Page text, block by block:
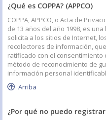
¿Qué es COPPA? (APPCO)
COPPA, APPCO, o Acta de
de 13 años del año 1998, es
solicita a los sitios de Internet,
recolectores de información,
ratificado con el
método de reconocimiento de
información personal
Arriba
¿Por qué no puedo